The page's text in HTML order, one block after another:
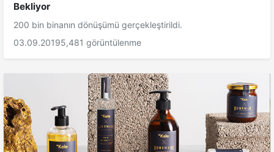
Bekliyor
200 bin binanın dönüşümü gerçekleştirildi.
03.09.20195,481 görüntülenme